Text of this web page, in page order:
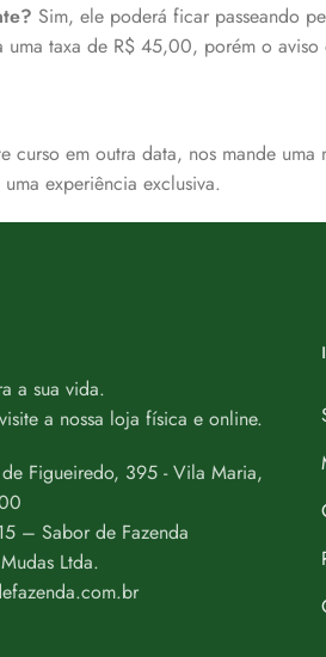
Sim, ele poderá ficar passeando
uma taxa de R$ 45,00, porém o
curso em outra data, nos mande
experiência exclusiva.
a sua vida.
a nossa loja física e online.
Figueiredo, 395 - Vila Maria,
– Sabor de Fazenda
Ltda.